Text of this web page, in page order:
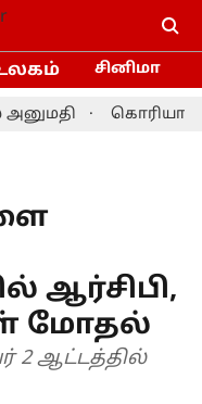
சினிமா
கொரியா
ஆர்சிபி,
மோதல்
2 ஆட்டத்தில்